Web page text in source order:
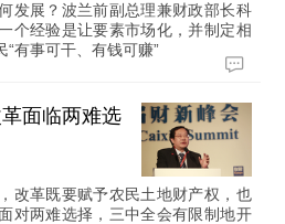
发展？波兰前副总理兼财政部长科
个经验是让要素市场化，并制定相
有事可干、有钱可赚”
面临两难选
改革既要赋予农民土地财产权，也
对两难选择，三中全会有限制地开